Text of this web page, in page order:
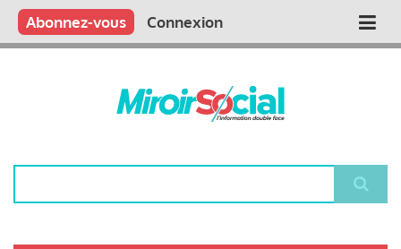
Aller
contenu
Main
Qui sommes nous ?
Vous publiez
Nous publions
Contactez-nous
Abonnez-vous Connexion